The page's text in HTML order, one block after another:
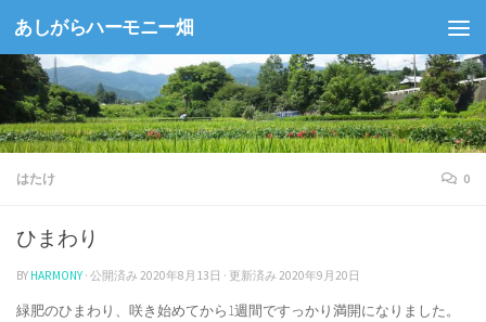
コンテンツへスキップ
あしがらハーモニー畑
はたけ 0
ひまわり
BY HARMONY · 公開済み 2020年8月13日 · 更新済み 2020年9月20日
緑肥のひまわり、咲き始めてから1週間ですっかり満開になりました。